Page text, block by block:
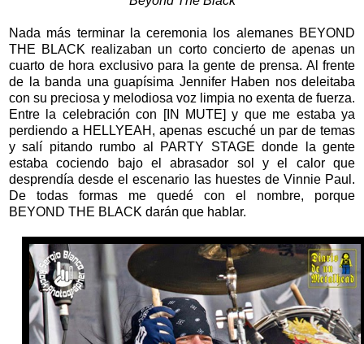
Nada más terminar la ceremonia los alemanes BEYOND
THE BLACK realizaban un corto concierto de apenas un
cuarto de hora exclusivo para la gente de prensa. Al frente
de la banda una guapísima Jennifer Haben nos deleitaba
con su preciosa y melodiosa voz limpia no exenta de fuerza.
Entre la celebración con [IN MUTE] y que me estaba ya
perdiendo a HELLYEAH, apenas escuché un par de temas
y salí pitando rumbo al PARTY STAGE donde la gente
estaba cociendo bajo el abrasador sol y el calor que
desprendía desde el escenario las huestes de Vinnie Paul.
De todas formas me quedé con el nombre, porque
BEYOND THE BLACK darán que hablar.